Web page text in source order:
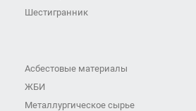
Шестигранник
Асбестовые материалы
ЖБИ
Металлургическое сырье